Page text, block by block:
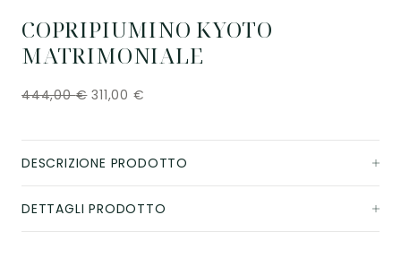
COPRIPIUMINO KYOTO
MATRIMONIALE
444,00€ 311,00 €
DESCRIZIONE PRODOTTO
DETTAGLI PRODOTTO